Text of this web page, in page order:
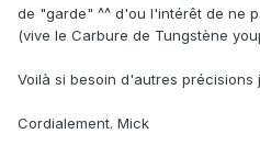
de "garde" ^^ d'ou l'intérêt de ne
(vive le Carbure de Tungstène
Voilà si besoin d'autres précisions
Cordialement. Mick